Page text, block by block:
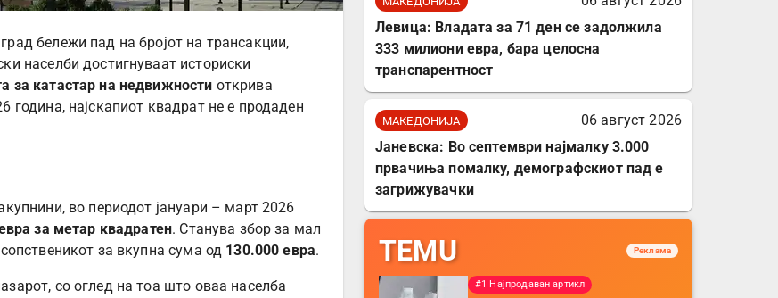
бележи пад на бројот на трансакции,
населби достигнуваат историски
за катастар на недвижности открива
година, најскапиот квадрат не е продаден
во периодот јануари – март 2026
за метар квадратен. Станува збор за мал
за вкупна сума од 130.000 евра.
со оглед на тоа што оваа населба
Левица: Владата за 71 ден се задолжила
333 милиони евра, бара целосна
транспарентност
МАКЕДОНИЈА
06 август 2026
Јаневска: Во септември најмалку 3.000
првачиња помалку, демографскиот пад е
загрижувачки
TEMU Реклама
#1 Најпродаван артикл